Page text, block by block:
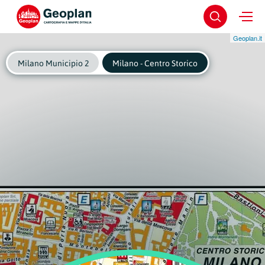
Geoplan.it
Milano Municipio 2 Milano - Centro Storico